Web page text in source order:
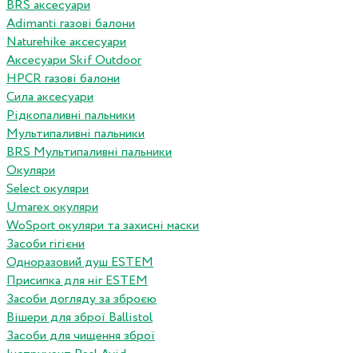
BRS аксесуари
Adimanti газові балони
Naturehike аксесуари
Аксесуари Skif Outdoor
HPCR газові балони
Сила аксесуари
Рідкопаливні пальники
Мультипаливні пальники
BRS Мультипаливні пальники
Окуляри
Select окуляри
Umarex окуляри
WoSport окуляри та захисні маски
Засоби гігієни
Одноразовий душ ESTEM
Присипка для ніг ESTEM
Засоби догляду за зброєю
Вішери для зброї Ballistol
Засоби для чищення зброї